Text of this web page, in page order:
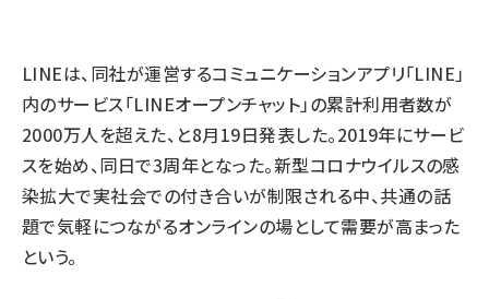
LINEは、同社が運営するコミュニケーションアプリ「LINE」
内のサービス「LINEオープンチャット」の累計利用者数が
2000万人を超えた、と8月19日発表した。2019年にサービ
スを始め、同日で3周年となった。新型コロナウイルスの感
染拡大で実社会での付き合いが制限される中、共通の話
題で気軽につながるオンラインの場として需要が高まった
という。